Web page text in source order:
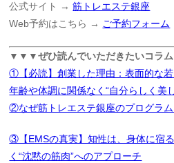
公式サイト →筋トレエステ銀座
Web予約はこちら → ご予約フォーム
▼▼▼ぜひ読んでいただきたいコラ
①【必読】創業した理由：表面的な若
年齢や体調に関係なく“自分らしく美
②なぜ筋トレエステ銀座のプログラム
③【EMSの真実】知性は、身体に宿
く“沈黙の筋肉”へのアプローチ